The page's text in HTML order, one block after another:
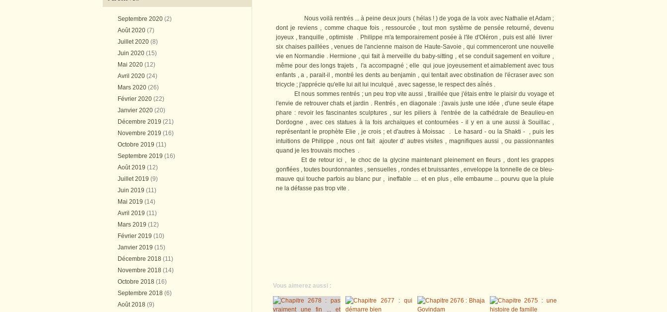
Septembre 2020 (2)
Août 2020 (7)
Juillet 2020 (8)
Juin 2020 (15)
Mai 2020 (12)
Avril 2020 (24)
Mars 2020 (26)
Février 2020 (22)
Janvier 2020 (20)
Décembre 2019 (21)
Novembre 2019 (16)
Octobre 2019 (11)
Septembre 2019 (16)
Août 2019 (12)
Juillet 2019 (9)
Juin 2019 (11)
Mai 2019 (14)
Avril 2019 (11)
Mars 2019 (12)
Février 2019 (10)
Janvier 2019 (15)
Décembre 2018 (11)
Novembre 2018 (14)
Octobre 2018 (16)
Septembre 2018 (6)
Août 2018 (9)
Nous voilà rentrés ... à peine deux jours ( hélas ! ) de yoga de la voix avec Nathalie et Adam ;
dont je reviens , comme chaque fois , ressourcée , tout mon système de pensée retourné, devenu
joyeux , tranquille , optimiste . Philippe m'a temporairement posée à l'ïle d'Oléron , puis est allé livrer
six chaises paillées , venues de l'ancienne maison de Haute-Savoie , qui commenceront une nouvelle
vie en Normandie . Hermione , qui fait à merveille du baby-sitting , et se conduit sagement en voiture ,
même pour des longs trajets , l'a accompagné ; elle qui joue joyeusement et aimablement avec tous
enfants , a , parait-il , montré les dents au benjamin , qui tentait avec obstination de l'écraser avec son
tricycle ; j'apprécie qu'elle lui ait lui inculqué , avec sagesse, le respect des aînés .
Et nous sommes rentrés ; un peu trop vite aussi , tiraillée que j'étais entre le plaisir du voyage et
l'envie de retrouver chats et jardin . Rentrés , en diagonale : j'avais juste une idée , d'une seule étape
phare : revoir les fascinantes sculptures , sur les piliers à l'entrée de la cathédrale de Beaulieu-en
Dordogne , avec ces statues à la fois archaïques et contournées - il y en a une aussi à Souillac ,
représentant le prophète Elie , je crois ; et d'autres à Moissac . Le hasard - ou la Shakti - , puis les
intuitions de Philippe , nous ont fait ajouter d' autres visites , magnifiques aussi , ou passionnantes
quand je les trouvais moches .
Et de retour ici , le choc de la glycine maintenant pleinement en fleurs , dont les grappes
gonflées , toutes bourdonnantes , sensuelles , rondes et bruissantes , enveloppe la tonnelle de ce bleu-
mauve qui touche parfois au blanc pur , ineffable ... et en plus , elle embaume ... pourvu que la pluie
ne la défasse pas trop vite .
Vous aimerez aussi :